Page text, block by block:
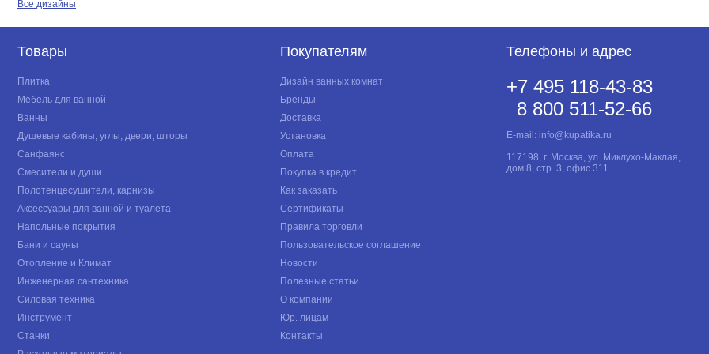
Все дизайны
Товары
Плитка
Мебель для ванной
Ванны
Душевые кабины, углы, двери, шторы
Санфаянс
Смесители и души
Полотенцесушители, карнизы
Аксессуары для ванной и туалета
Напольные покрытия
Бани и сауны
Отопление и Климат
Инженерная сантехника
Силовая техника
Инструмент
Станки
Покупателям
Дизайн ванных комнат
Бренды
Доставка
Установка
Оплата
Покупка в кредит
Как заказать
Сертификаты
Правила торговли
Пользовательское соглашение
Новости
Полезные статьи
О компании
Юр. лицам
Контакты
Телефоны и адрес
+7 495 118-43-83
8 800 511-52-66
E-mail: info@kupatika.ru
117198, г. Москва, ул. Миклухо-Маклая,
дом 8, стр. 3, офис 311